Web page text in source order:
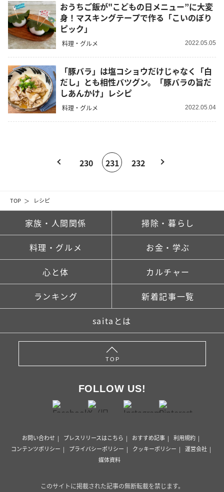
TOP レシピ
おうちご飯が"こどもの日メニュー”に大変
身！マスキングテープで作る「こいのぼり
ピック」
料理・グルメ 2022.05.05
「豚バラ」は塩コショウだけじゃなく「白
だし」とも相性バツグン。「豚バラの旨だ
しあんかけ」レシピ
料理・グルメ 2022.05.04
230 231 232
家族・人間関係 掃除・暮らし
料理・グルメ お金・学ぶ
心と体 カルチャー
ランキング 新着記事一覧
saitaとは
TOP
FOLLOW US!
お問い合わせ プレスリリースはこちら おすすめ記事
利用規約
コンテンツポリシー
プライバシーポリシー クッキーポリシー
運営会社
媒体資料
このサイトに掲載された記事の無断転載を禁じます。